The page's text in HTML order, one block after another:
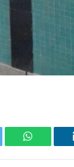
WhatsApp